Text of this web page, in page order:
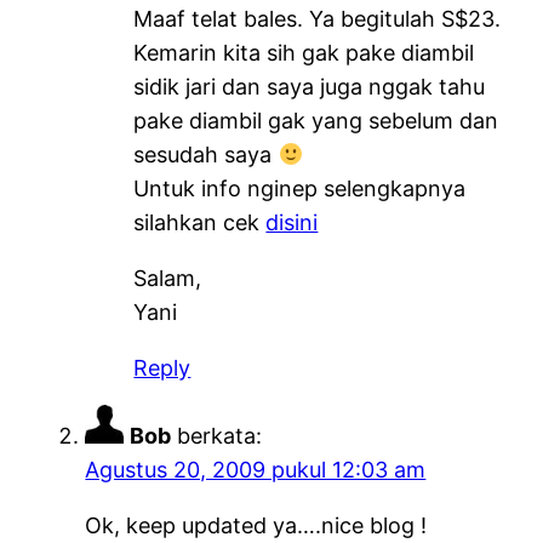
Maaf telat bales. Ya begitulah S$23.
Kemarin kita sih gak pake diambil
sidik jari dan saya juga nggak tahu
pake diambil gak yang sebelum dan
sesudah saya
Untuk info nginep selengkapnya
silahkan cek disini
Salam,
Yani
Reply
Bob berkata:
Agustus 20, 2009 pukul 12:03 am
Ok, keep updated ya….nice blog !